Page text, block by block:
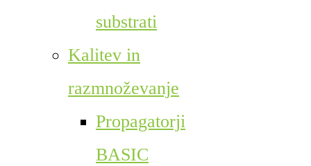
substrati
Kalitev in
razmnoževanje
Propagatorji
BASIC